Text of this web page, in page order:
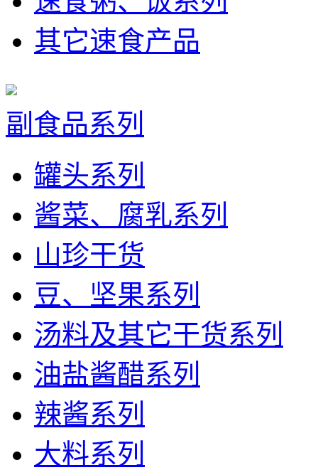
其它速食产品
副食品系列
罐头系列
酱菜、腐乳系列
山珍干货
豆、坚果系列
汤料及其它干货系列
油盐酱醋系列
辣酱系列
大料系列